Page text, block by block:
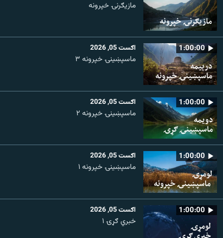
مازیګرنۍ خپرونه
1:00:00 اګست 05, 2026
ماسپښینۍ خپرونه ۳
1:00:00 اګست 05, 2026
ماسپښينۍ خپرونه ۲
1:00:00 اګست 05, 2026
ماسپښينۍ خپرونه ۱
1:00:00 اګست 05, 2026
خبري ګړۍ ۱